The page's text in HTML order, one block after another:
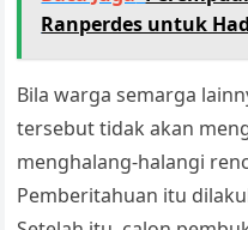
Ranperdes untuk
Bila warga semarga
tersebut tidak akan
menghalang-halangi
Pemberitahuan itu